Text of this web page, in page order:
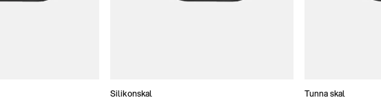
Silikonskal Tunna skal